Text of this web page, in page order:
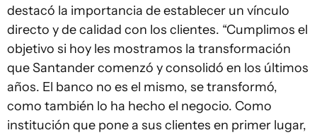
destacó la importancia de establecer un vínculo
directo y de calidad con los clientes. “Cumplimos el
objetivo si hoy les mostramos la transformación
que Santander comenzó y consolidó en los últimos
años. El banco no es el mismo, se transformó,
como también lo ha hecho el negocio. Como
institución que pone a sus clientes en primer lugar,